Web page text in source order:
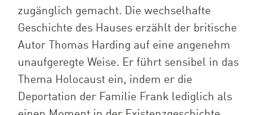
zugänglich gemacht. Die wechselhafte
Geschichte des Hauses erzählt der britische
Autor Thomas Harding auf eine angenehm
unaufgeregte Weise. Er führt sensibel in das
Thema Holocaust ein, indem er die
Deportation der Familie Frank lediglich als